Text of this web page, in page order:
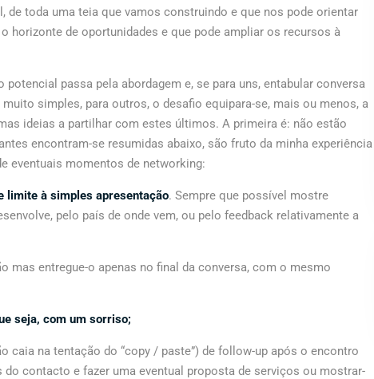
de toda uma teia que vamos construindo e que nos pode orientar
horizonte de oportunidades e que pode ampliar os recursos à
passa pela abordagem e, se para uns, entabular conversa
simples, para outros, o desafio equipara-se, mais ou menos, a
ideias a partilhar com estes últimos. A primeira é: não estão
encontram-se resumidas abaixo, são fruto da minha experiência
eventuais momentos de networking:
limite à simples apresentação. Sempre que possível mostre
pelo país de onde vem, ou pelo feedback relativamente a
mas entregue-o apenas no final da conversa, com o mesmo
seja, com um sorriso;
caia na tentação do “copy / paste”) de follow-up após o encontro
contacto e fazer uma eventual proposta de serviços ou mostrar-